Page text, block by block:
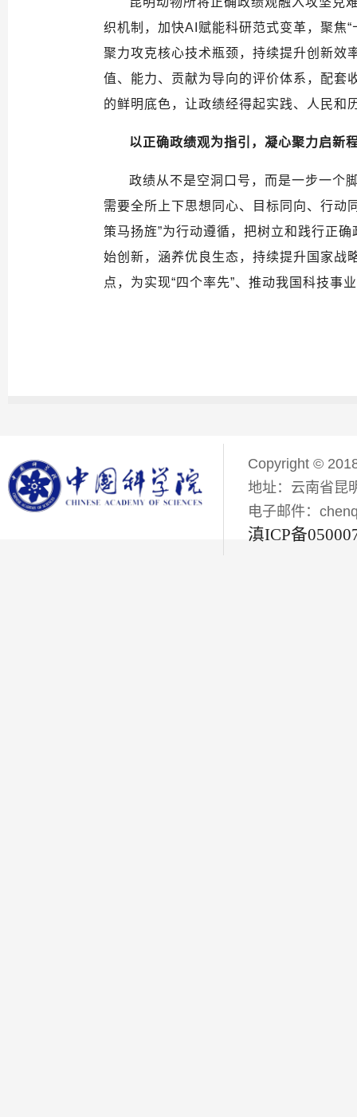
织机制，加快AI赋能科研范式变革，聚焦
聚力攻克核心技术瓶颈，持续提升创新效
值、能力、贡献为导向的评价体系，配套
的鲜明底色，让政绩经得起实践、人民和
以正确政绩观为指引，凝心聚力启新
政绩从不是空洞口号，而是一步一个
需要全所上下思想同心、目标同向、行动
策马扬旌”为行动遵循，把树立和践行正
始创新，涵养优良生态，持续提升国家战
点，为实现“四个率先”、推动我国科技事
Copyright ©
地址：云南省昆
电子邮件：
滇ICP备